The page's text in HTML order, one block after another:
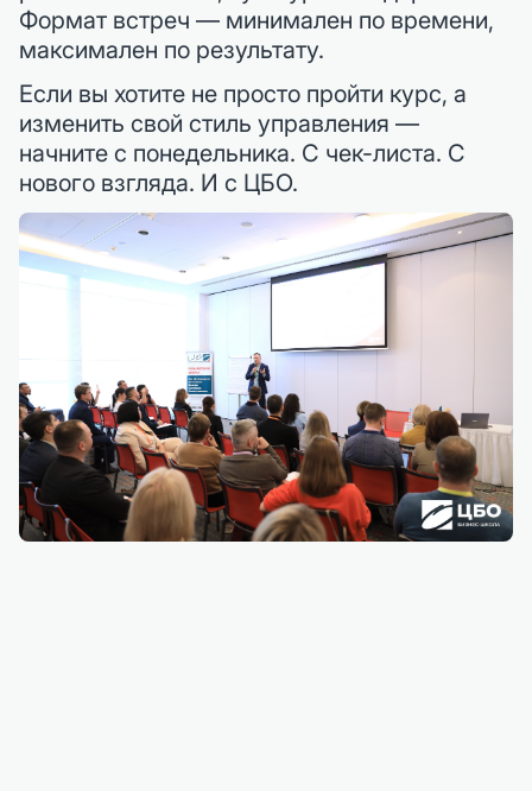
Формат встреч — минимален по времени,
максимален по результату.
Если вы хотите не просто пройти курс, а
изменить свой стиль управления —
начните с понедельника. С чек-листа. С
нового взгляда. И с ЦБО.